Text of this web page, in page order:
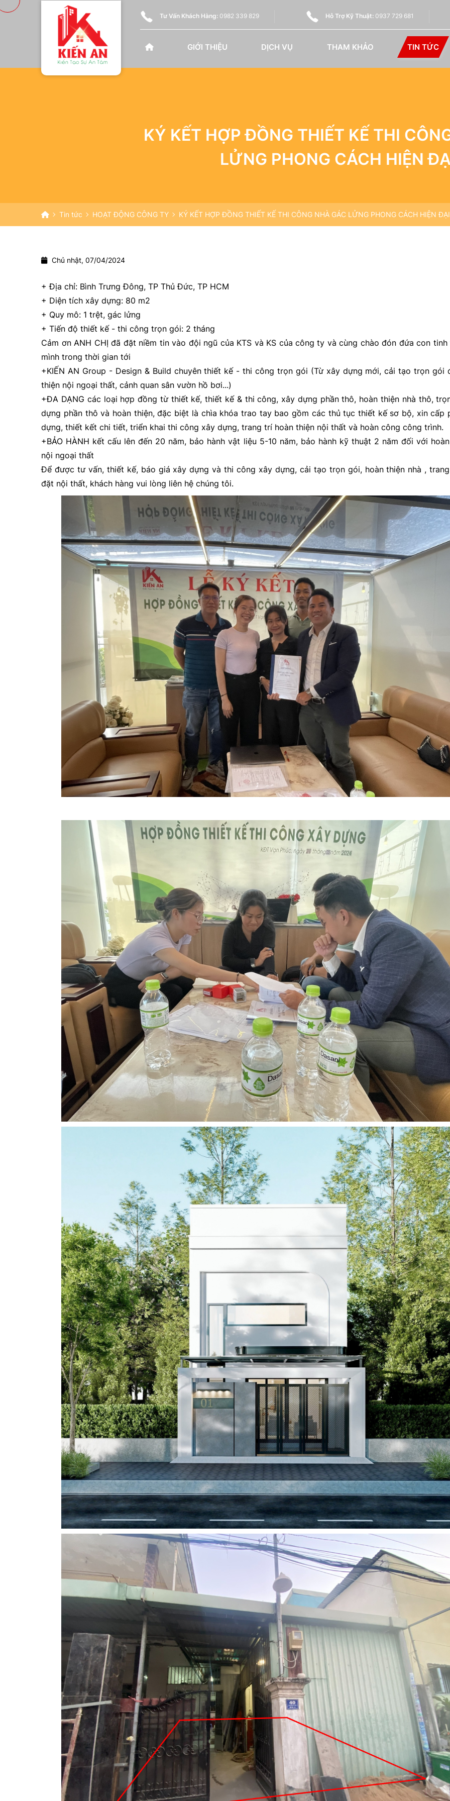
Tư Vấn Khách Hàng:0982 339 829 Hỗ Trợ Kỹ Thuật:0937 729 681
GIỚI THIỆU DỊCH VỤ THAM KHẢO TIN TỨC
KÝ KẾT HỢP ĐỒNG THIẾT KẾ THI
LỬNG PHONG CÁCH HIỆN
Tin tức HOẠT ĐỘNG CÔNG TY KÝ KẾT HỢP ĐỒNG THIẾT KẾ THI CÔNG NHÀ GÁC LỬNG PHONG CÁCH HIỆN ĐẠI
Chủ nhật, 07/04/2024
+ Địa chỉ: Bình Trưng Đông, TP Thủ Đức, TP HCM
+ Diện tích xây dựng: 80 m2
+ Quy mô: 1 trệt, gác lửng
+ Tiến độ thiết kế - thi công trọn gói: 2 tháng
Cảm ơn ANH CHỊ đã đặt niềm tin vào đội ngũ của KTS và KS của công ty và cùng chào đón đứa con tinh
mình trong thời gian tới
+KIẾN AN Group - Design & Build chuyên thiết kế - thi công trọn gói (Từ xây dựng mới, cải tạo trọn gói
thiện nội ngoại thất, cảnh quan sân vườn hồ bơi...)
+ĐA DẠNG các loại hợp đồng từ thiết kế, thiết kế & thi công, xây dựng phần thô, hoàn thiện nhà thô,
dựng phần thô và hoàn thiện, đặc biệt là chìa khóa trao tay bao gồm các thủ tục thiết kế sơ bộ, xin cấp
dựng, thiết kết chi tiết, triển khai thi công xây dựng, trang trí hoàn thiện nội thất và hoàn công công trình.
+BẢO HÀNH kết cấu lên đến 20 năm, bảo hành vật liệu 5-10 năm, bảo hành kỹ thuật 2 năm đối với
nội ngoại thất
Để được tư vấn, thiết kế, báo giá xây dựng và thi công xây dựng, cải tạo trọn gói, hoàn thiện nhà ,
đặt nội thất, khách hàng vui lòng liên hệ chúng tôi.